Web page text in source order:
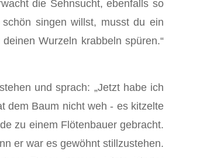
die Sehnsucht, ebenfalls so
singen willst, musst du ein
Wurzeln krabbeln spüren.“
und sprach: „Jetzt habe ich
dem Baum nicht weh - es kitzelte
zu einem Flötenbauer gebracht.
er war es gewöhnt stillzustehen.